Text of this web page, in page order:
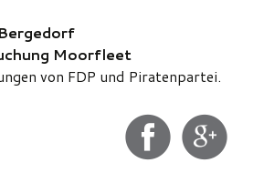
Moorfleet
von FDP und Piratenpartei.